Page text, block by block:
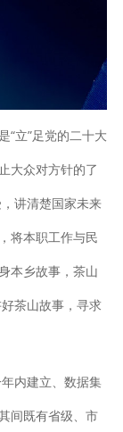
立”足党的二十大
大众对方针的了
讲清楚国家未来
将本职工作与民
本乡故事，茶山
茶山故事，寻求
内建立、数据集
间既有省级、市